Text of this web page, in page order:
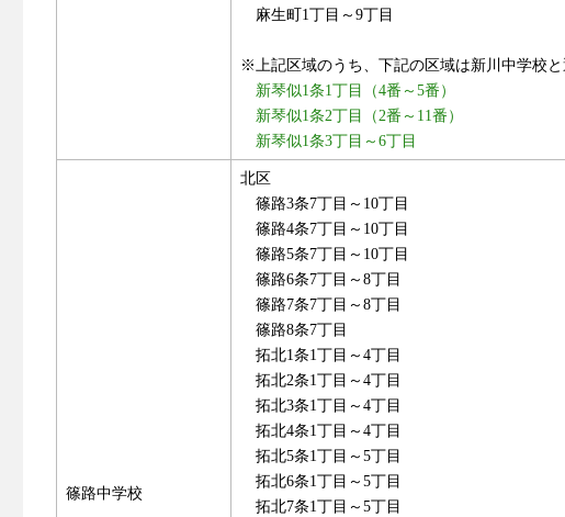
麻生町1丁目～9丁目
※上記区域のうち、下記の区域は新川中学校
新琴似1条1丁目（4番～5番）
新琴似1条2丁目（2番～11番）
新琴似1条3丁目～6丁目
篠路中学校
北区
篠路3条7丁目～10丁目
篠路4条7丁目～10丁目
篠路5条7丁目～10丁目
篠路6条7丁目～8丁目
篠路7条7丁目～8丁目
篠路8条7丁目
拓北1条1丁目～4丁目
拓北2条1丁目～4丁目
拓北3条1丁目～4丁目
拓北4条1丁目～4丁目
拓北5条1丁目～5丁目
拓北6条1丁目～5丁目
拓北7条1丁目～5丁目